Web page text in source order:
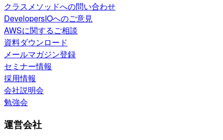
クラスメソッドへの問い合わせ
DevelopersIOへのご意見
AWSに関するご相談
資料ダウンロード
メールマガジン登録
セミナー情報
採用情報
会社説明会
勉強会
運営会社